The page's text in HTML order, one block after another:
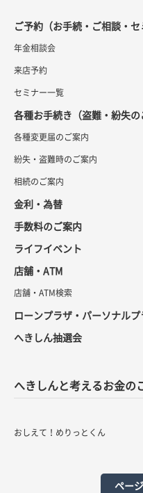
ご予約（お手続・ご相談・セ
年金相談会
来店予約
セミナー一覧
各種お手続き（盗難・紛失の
各種変更届のご案内
紛失・盗難時のご案内
相続のご案内
金利・為替
手数料のご案内
ライフイベント
店舗・ATM
店舗・ATM検索
ローンプラザ・パーソナルプ
へきしん抽選会
へきしんと考えるお金の
おしえて！めりっとくん
ペー